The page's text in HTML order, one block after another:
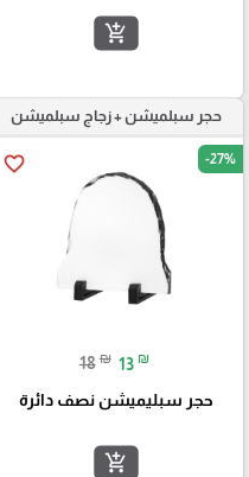
add_shopping_cart
حجر سبلميشن + زجاج سبلميشن
favorite_border -27%
18 ₪ 13 ₪
حجر سبليميشن نصف دائرة
add_shopping_cart